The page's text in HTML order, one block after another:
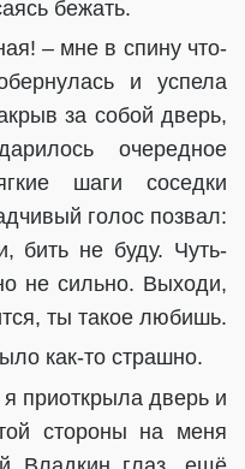
бежать.
– мне в спину что-
и успела
за собой дверь,
очередное
шаги соседки
голос позвал:
бить не буду. Чуть-
не сильно. Выходи,
ты такое любишь.
как-то страшно.
приоткрыла дверь и
стороны на меня